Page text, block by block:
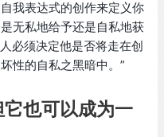
我表达式的创作来定义你
无私地给予还是自私地获
必须决定他是否将走在创
性的自私之黑暗中。”
也可以成为一